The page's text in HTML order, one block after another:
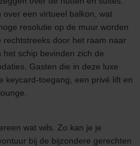
een virtueel balkon, wat
resolutie op de muur worden
door het raam naar
schip bevinden zich de
Gasten die in deze luxe
keycard-toegang, een privé lift en
wat wils. Zo kan je je
bij de bijzondere gerechten